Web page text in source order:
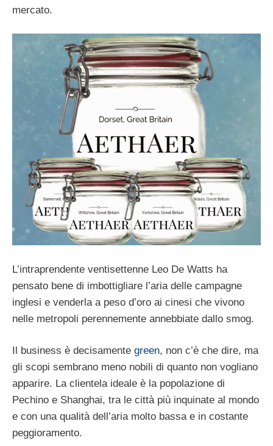
mercato.
L’intraprendente ventisettenne Leo De Watts ha
pensato bene di imbottigliare l’aria delle campagne
inglesi e venderla a peso d’oro ai cinesi che vivono
nelle metropoli perennemente annebbiate dallo smog.
Il business è decisamente green, non c’è che dire, ma
gli scopi sembrano meno nobili di quanto non vogliano
apparire. La clientela ideale è la popolazione di
Pechino e Shanghai, tra le città più inquinate al mondo
e con una qualità dell’aria molto bassa e in costante
peggioramento.